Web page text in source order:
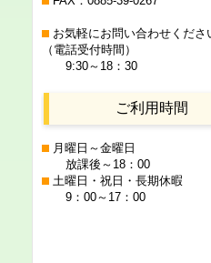
お気軽にお問い合わせくださ
（電話受付時間）
9:30～18：30
ご利用時間
月曜日～金曜日
放課後～18：00
土曜日・祝日・長期休暇
9：00～17：00